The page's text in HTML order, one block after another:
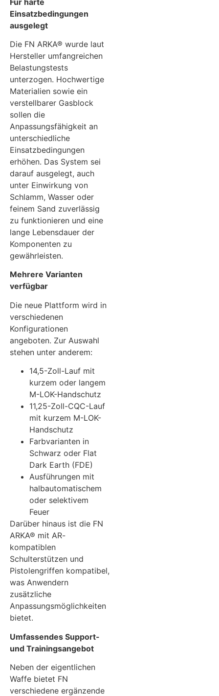
Einsatzbedingungen
ausgelegt
Die FN ARKA® wurde laut
Hersteller umfangreichen
Belastungstests
unterzogen. Hochwertige
Materialien sowie ein
verstellbarer Gasblock
sollen die
Anpassungsfähigkeit an
unterschiedliche
Einsatzbedingungen
erhöhen. Das System sei
darauf ausgelegt, auch
unter Einwirkung von
Schlamm, Wasser oder
feinem Sand zuverlässig
zu funktionieren und eine
lange Lebensdauer der
Komponenten zu
gewährleisten.
Mehrere Varianten
verfügbar
Die neue Plattform wird in
verschiedenen
Konfigurationen
angeboten. Zur Auswahl
stehen unter anderem:
14,5-Zoll-Lauf mit
kurzem oder langem
M-LOK-Handschutz
11,25-Zoll-CQC-Lauf
mit kurzem M-LOK-
Handschutz
Farbvarianten in
Schwarz oder Flat
Dark Earth (FDE)
Ausführungen mit
halbautomatischem
oder selektivem
Feuer
Darüber hinaus ist die FN
ARKA® mit AR-
kompatiblen
Schulterstützen und
Pistolengriffen kompatibel,
was Anwendern
zusätzliche
Anpassungsmöglichkeiten
bietet.
Umfassendes Support-
und Trainingsangebot
Neben der eigentlichen
Waffe bietet FN
verschiedene ergänzende